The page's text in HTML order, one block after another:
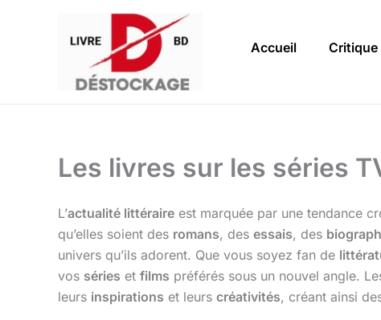
Accueil Critique
Les livres sur les séries
L’actualité littéraire est marquée par une tendance
qu’elles soient des romans, des essais, des
univers qu’ils adorent. Que vous soyez fan de
vos séries et films préférés sous un nouvel angle.
leurs inspirations et leurs créativités, créant ainsi